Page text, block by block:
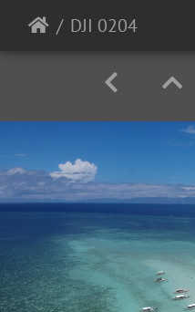
DJI 0204